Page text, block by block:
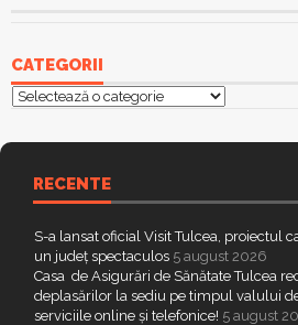
CATEGORII
Categorii
RECENTE
S-a lansat oficial Visit Tulcea, proiectul
un județ spectaculos 5 august 2026
Casa de Asigurări de Sănătate Tulcea
deplasărilor la sediu pe timpul valului
serviciile online și telefonice! 5 august